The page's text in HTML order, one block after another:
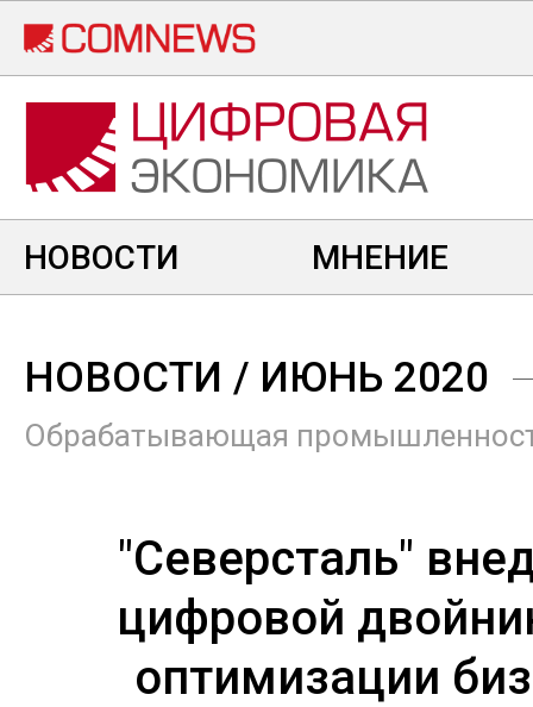
Перейти
к
основному
содержанию
НОВОСТИ МНЕНИЕ
НОВОСТИ / ИЮНЬ 2020
Обрабатывающая
"Северсталь"
цифровой
оптимизации